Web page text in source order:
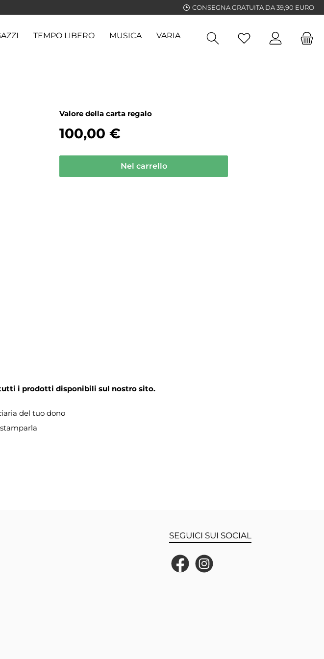
CONSEGNA GRATUITA DA 39,90 EURO
TEMPO LIBERO MUSICA VARIA GUIDE
Valore della carta regalo
100,00 €
Nel carrello
tutti i prodotti disponibili sul nostro sito.
del tuo dono
SEGUICI SUI SOCIAL